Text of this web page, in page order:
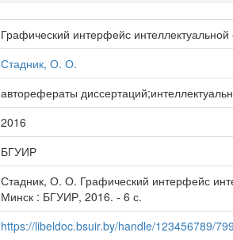
Графический интерфейс
Стадник, О. О.
авторефераты
2016
БГУИР
Стадник, О. О. Графический интерфейс
Минск : БГУИР, 2016. - 6 с.
https://libeldoc.bsuir.by/handle/123456789/